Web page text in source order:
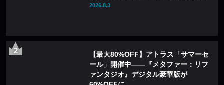
2026.8.3
【最大80%OFF】アトラス「サマーセ
ール」開催中——『メタファー：リフ
ァンタジオ』デジタル豪華版が